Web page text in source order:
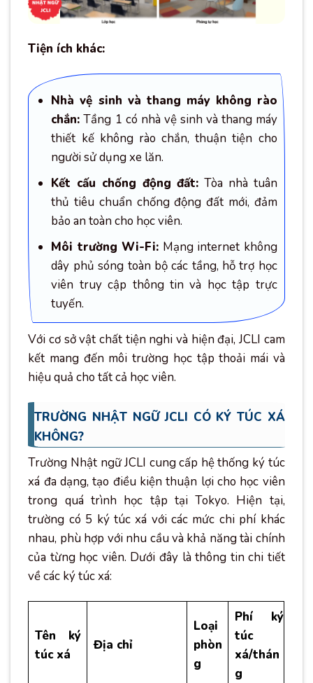
Tiện ích khác:
Nhà vệ sinh và thang máy không rào
chắn: Tầng 1 có nhà vệ sinh và thang máy
thiết kế không rào chắn, thuận tiện cho
người sử dụng xe lăn.
Kết cấu chống động đất: Tòa nhà tuân
thủ tiêu chuẩn chống động đất mới, đảm
bảo an toàn cho học viên.
Môi trường Wi-Fi: Mạng internet không
dây phủ sóng toàn bộ các tầng, hỗ trợ học
viên truy cập thông tin và học tập trực
tuyến.
Với cơ sở vật chất tiện nghi và hiện đại, JCLI cam
kết mang đến môi trường học tập thoải mái và
hiệu quả cho tất cả học viên.
TRƯỜNG NHẬT NGỮ JCLI CÓ KÝ TÚC XÁ
KHÔNG?
Trường Nhật ngữ JCLI cung cấp hệ thống ký túc
xá đa dạng, tạo điều kiện thuận lợi cho học viên
trong quá trình học tập tại Tokyo. Hiện tại,
trường có 5 ký túc xá với các mức chi phí khác
nhau, phù hợp với nhu cầu và khả năng tài chính
của từng học viên. Dưới đây là thông tin chi tiết
về các ký túc xá:
Tên ký
túc xá
Địa chỉ
Loại
phòn
g
Phí ký
túc
xá/thán
g